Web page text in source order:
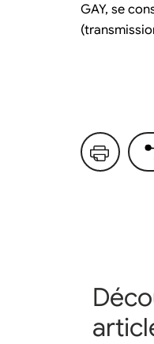
GAY, se